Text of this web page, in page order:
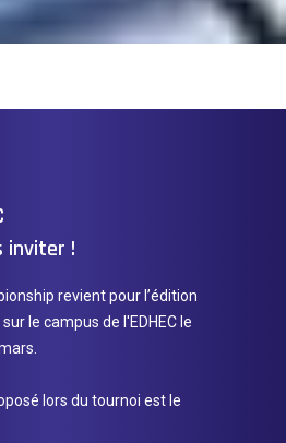
inviter !
revient pour l’édition
le campus de l'EDHEC le
lors du tournoi est le